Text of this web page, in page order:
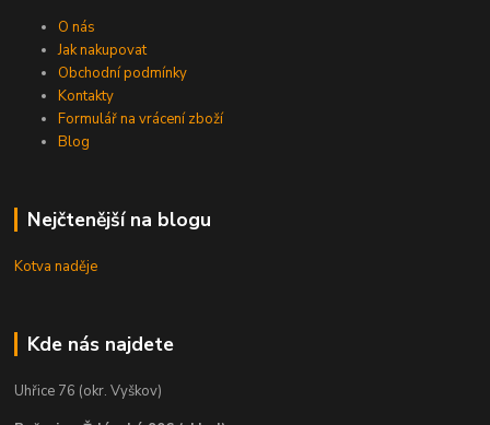
O nás
Jak nakupovat
Obchodní podmínky
Kontakty
Formulář na vrácení zboží
Blog
Nejčtenější na blogu
Kotva naděje
Kde nás najdete
Uhřice 76 (okr. Vyškov)